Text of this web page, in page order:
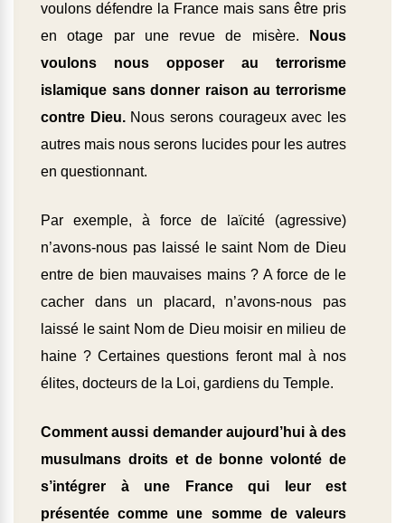
voulons défendre la France mais sans être pris
en otage par une revue de misère.
Nous
voulons nous opposer au terrorisme
islamique sans donner raison au terrorisme
contre Dieu.Nous serons courageux avec les
autres mais nous serons lucides pour les autres
en questionnant.
Par exemple, à force de laïcité (agressive)
n’avons-nous pas laissé le saint Nom de Dieu
entre de bien mauvaises mains ? A force de le
cacher dans un placard, n’avons-nous pas
laissé le saint Nom de Dieu moisir en milieu de
haine ? Certaines questions feront mal à nos
élites, docteurs de la Loi, gardiens du Temple.
Comment aussi demander aujourd’hui à des
musulmans droits et de bonne volonté de
s’intégrer à une France qui leur est
présentée comme une somme de valeurs